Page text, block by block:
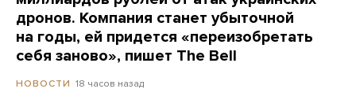
дронов. Компания станет убыточной
на годы, ей придется «переизобретать
себя заново», пишет The Bell
НОВОСТИ 18 часов назад